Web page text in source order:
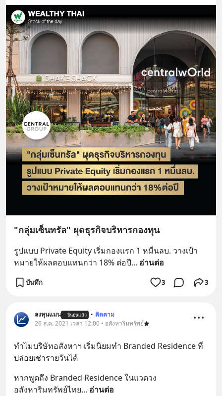
"กลุ่มเซ็นทรัล" ผุดธุรกิจบริหารกองทุน
รูปแบบ Private Equity เริ่มกองแรก 1 หมื่นลบ. วางเป้า
หมายให้ผลตอบแทนกว่า 18% ต่อปี... อ่านต่อ
บันทึก 3 3
ลงทุนแมน ยืนยันแล้ว • ติดตาม
26 ส.ค. 2021 เวลา 12:00 • อสังหาริมทรัพย์
ทำไมบริษัทอสังหาฯ เริ่มนิยมทำ Branded Residence ที่
ปล่อยเช่ารายวันได้
หากพูดถึง Branded Residence ในแวดวง
อสังหาริมทรัพย์ไทย... อ่านต่อ